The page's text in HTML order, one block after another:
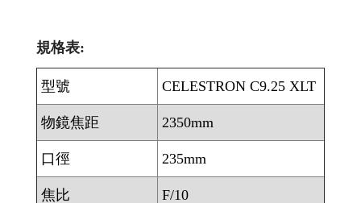
規格表:
型號 CELESTRON C9.25 XLT
物鏡焦距 2350mm
口徑 235mm
焦比 F/10